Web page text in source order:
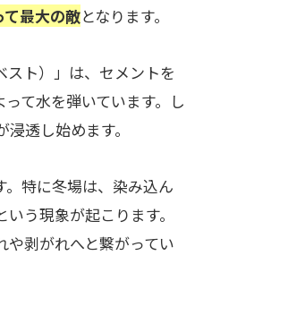
て最大の敵となります。
スト）」は、セメントを
て水を弾いています。し
透し始めます。
特に冬場は、染み込ん
う現象が起こります。
や剥がれへと繋がってい